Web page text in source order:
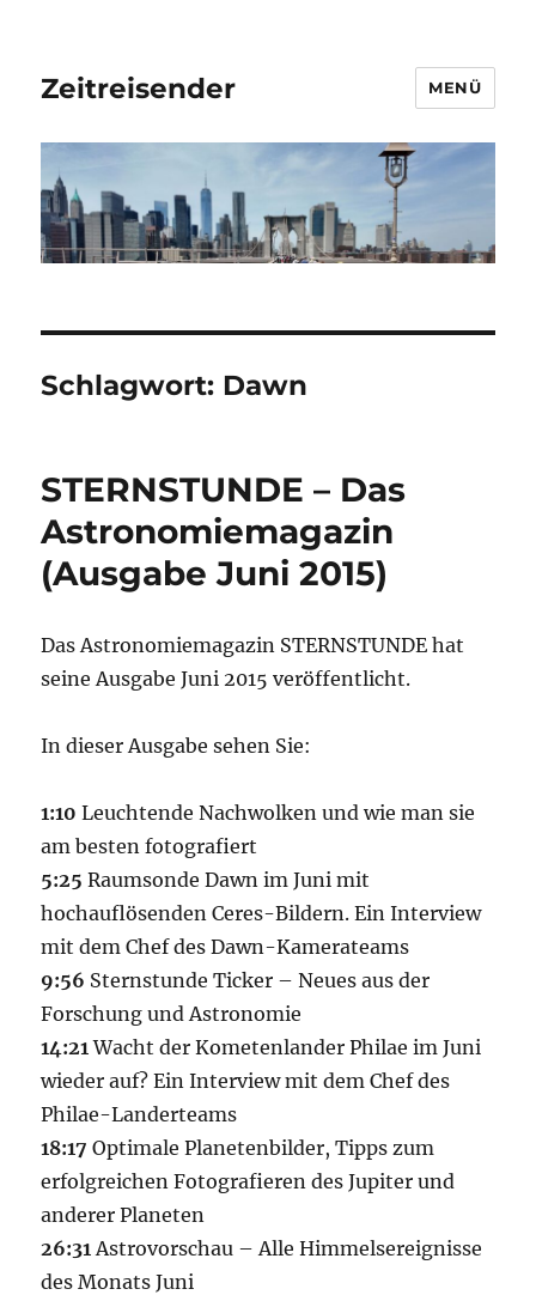
Zeitreisender MENÜ
Schlagwort: Dawn
STERNSTUNDE – Das
Astronomiemagazin
(Ausgabe Juni 2015)
Das Astronomiemagazin STERNSTUNDE hat
seine Ausgabe Juni 2015 veröffentlicht.
In dieser Ausgabe sehen Sie:
1:10 Leuchtende Nachwolken und wie man sie
am besten fotografiert
5:25 Raumsonde Dawn im Juni mit
hochauflösenden Ceres-Bildern. Ein Interview
mit dem Chef des Dawn-Kamerateams
9:56 Sternstunde Ticker – Neues aus der
Forschung und Astronomie
14:21 Wacht der Kometenlander Philae im Juni
wieder auf? Ein Interview mit dem Chef des
Philae-Landerteams
18:17Optimale Planetenbilder, Tipps zum
erfolgreichen Fotografieren des Jupiter und
anderer Planeten
26:31 Astrovorschau – Alle Himmelsereignisse
des Monats Juni